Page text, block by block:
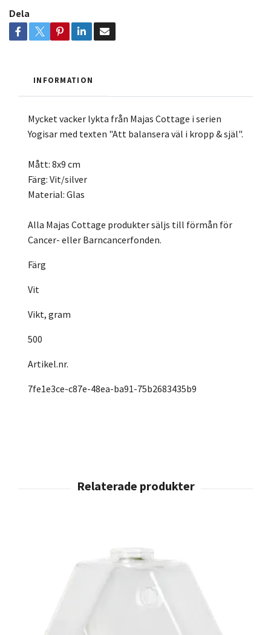
Dela
INFORMATION
Mycket vacker lykta från Majas Cottage i serien
Yogisar med texten "Att balansera väl i kropp & själ".
Mått: 8x9 cm
Färg: Vit/silver
Material: Glas
Alla Majas Cottage produkter säljs till förmån för
Cancer- eller Barncancerfonden.
Färg
Vit
Vikt, gram
500
Artikel.nr.
7fe1e3ce-c87e-48ea-ba91-75b2683435b9